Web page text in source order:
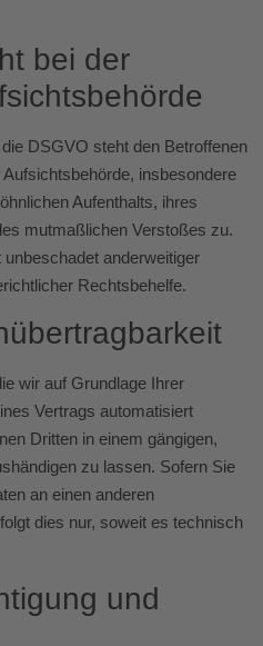
bei der
DSGVO steht den Betroffenen
insbesondere
Aufenthalts, ihres
mutmaßlichen Verstoßes zu.
anderweitiger
Rechtsbehelfe.
wir auf Grundlage Ihrer
Vertrags automatisiert
Dritten in einem gängigen,
zu lassen. Sofern Sie
an einen anderen
dies nur, soweit es technisch
und